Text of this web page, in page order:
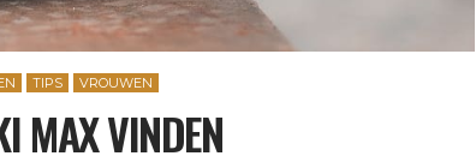
TIPS VROUWEN
MAX VINDEN